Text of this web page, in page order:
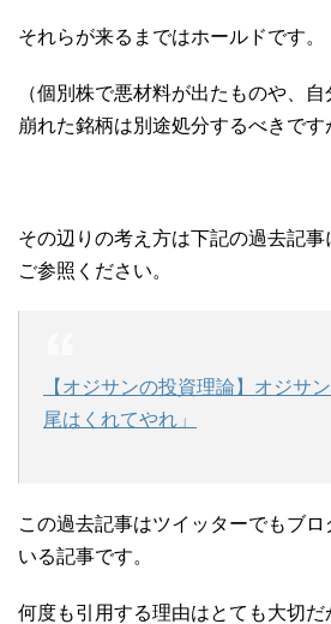
それらが来るまではホールドです。
（個別株で悪材料が出たものや、
崩れた銘柄は別途処分するべきです
その辺りの考え方は下記の過去記
ご参照ください。
【オジサンの投資理論】オジサ
尾はくれてやれ」
この過去記事はツイッターでもブ
いる記事です。
何度も引用する理由はとても大切だ